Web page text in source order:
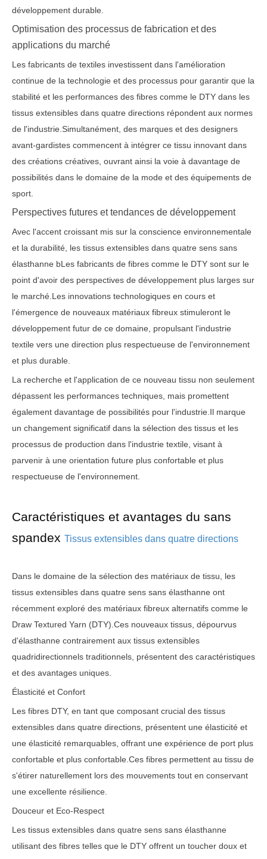
développement durable.
Optimisation des processus de fabrication et des
applications du marché
Les fabricants de textiles investissent dans l'amélioration
continue de la technologie et des processus pour garantir que la
stabilité et les performances des fibres comme le DTY dans les
tissus extensibles dans quatre directions répondent aux normes
de l'industrie.Simultanément, des marques et des designers
avant-gardistes commencent à intégrer ce tissu innovant dans
des créations créatives, ouvrant ainsi la voie à davantage de
possibilités dans le domaine de la mode et des équipements de
sport.
Perspectives futures et tendances de développement
Avec l'accent croissant mis sur la conscience environnementale
et la durabilité, les tissus extensibles dans quatre sens sans
élasthanne bLes fabricants de fibres comme le DTY sont sur le
point d'avoir des perspectives de développement plus larges sur
le marché.Les innovations technologiques en cours et
l'émergence de nouveaux matériaux fibreux stimuleront le
développement futur de ce domaine, propulsant l'industrie
textile vers une direction plus respectueuse de l'environnement
et plus durable.
La recherche et l'application de ce nouveau tissu non seulement
dépassent les performances techniques, mais promettent
également davantage de possibilités pour l'industrie.Il marque
un changement significatif dans la sélection des tissus et les
processus de production dans l'industrie textile, visant à
parvenir à une orientation future plus confortable et plus
respectueuse de l'environnement.
Caractéristiques et avantages du sans
spandex Tissus extensibles dans quatre directions
Dans le domaine de la sélection des matériaux de tissu, les
tissus extensibles dans quatre sens sans élasthanne ont
récemment exploré des matériaux fibreux alternatifs comme le
Draw Textured Yarn (DTY).Ces nouveaux tissus, dépourvus
d'élasthanne contrairement aux tissus extensibles
quadridirectionnels traditionnels, présentent des caractéristiques
et des avantages uniques.
Élasticité et Confort
Les fibres DTY, en tant que composant crucial des tissus
extensibles dans quatre directions, présentent une élasticité et
une élasticité remarquables, offrant une expérience de port plus
confortable et plus confortable.Ces fibres permettent au tissu de
s'étirer naturellement lors des mouvements tout en conservant
une excellente résilience.
Douceur et Eco-Respect
Les tissus extensibles dans quatre sens sans élasthanne
utilisant des fibres telles que le DTY offrent un toucher doux et